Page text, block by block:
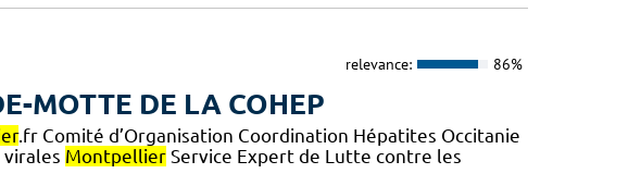
relevance: 86%
MOTTE DE LA COHEP
.fr Comité d’Organisation Coordination Hépatites Occitanie
MontpellierService Expert de Lutte contre les